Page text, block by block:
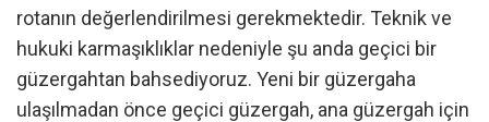
rotanın değerlendirilmesi gerekmektedir. Teknik ve
hukuki karmaşıklıklar nedeniyle şu anda geçici bir
güzergahtan bahsediyoruz. Yeni bir güzergaha
ulaşılmadan önce geçici güzergah, ana güzergah için